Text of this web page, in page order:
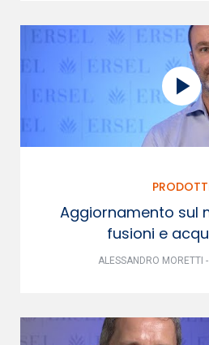
Aggiornamento sul
fusioni e
ALESSANDRO MORETTI